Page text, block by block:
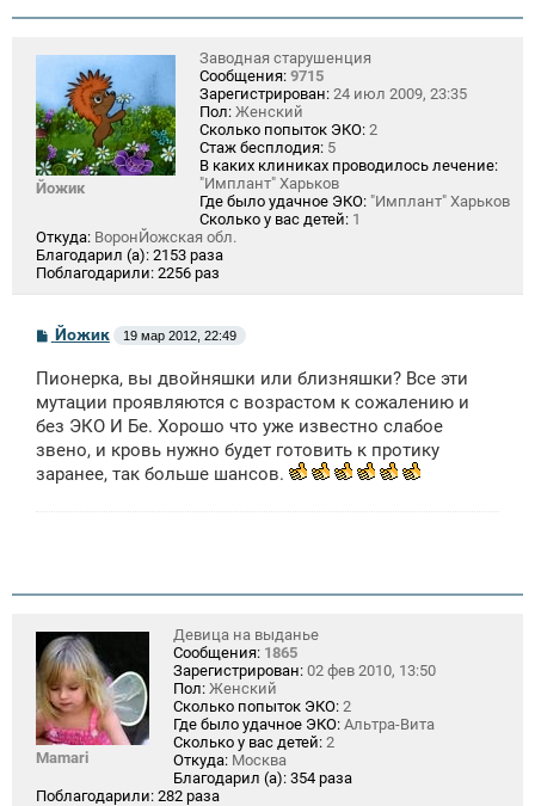
Йожик
Заводная старушенция
Сообщения: 9715
Зарегистрирован: 24 июл 2009, 23:35
Пол: Женский
Сколько попыток ЭКО: 2
Стаж бесплодия: 5
В каких клиниках проводилось лечение:
"Имплант" Харьков
Где было удачное ЭКО: "Имплант" Харьков
Сколько у вас детей: 1
Откуда: ВоронЙожская обл.
Благодарил (а): 2153 раза
Поблагодарили: 2256 раз
С
о
б
щ
е
н
и
Йожик 19 мар 2012, 22:49
Пионерка, вы двойняшки или близняшки? Все эти
мутации проявляются с возрастом к сожалению и
без ЭКО И Бе. Хорошо что уже известно слабое
звено, и кровь нужно будет готовить к протику
заранее, так больше шансов.
Mamari
Девица на выданье
Сообщения: 1865
Зарегистрирован: 02 фев 2010, 13:50
Пол: Женский
Сколько попыток ЭКО: 2
Где было удачное ЭКО: Альтра-Вита
Сколько у вас детей: 2
Откуда: Москва
Благодарил (а): 354 раза
Поблагодарили: 282 раза